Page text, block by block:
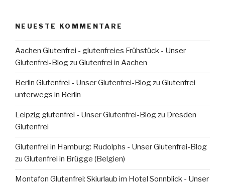
NEUESTE KOMMENTARE
Aachen Glutenfrei - glutenfreies Frühstück - Unser
Glutenfrei-Blogzu Glutenfrei in Aachen
Berlin Glutenfrei - Unser Glutenfrei-Blogzu Glutenfrei
unterwegs in Berlin
Leipzig glutenfrei - Unser Glutenfrei-Blogzu Dresden
Glutenfrei
Glutenfrei in Hamburg: Rudolphs - Unser Glutenfrei-Blog
zu Glutenfrei in Brügge (Belgien)
Montafon Glutenfrei: Skiurlaub im Hotel Sonnblick - Unser